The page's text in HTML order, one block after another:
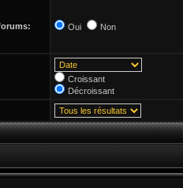
Oui Non
Croissant
Décroissant